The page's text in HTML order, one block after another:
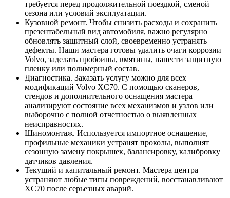
требуется перед продолжительной поездкой, сменой
сезона или условий эксплуатации.
Кузовной ремонт. Чтобы снизить расходы и сохранить
презентабельный вид автомобиля, важно регулярно
обновлять защитный слой, своевременно устранять
дефекты. Наши мастера готовы удалить очаги коррозии
Volvo, заделать пробоины, вмятины, нанести защитную
пленку или полимерный состав.
Диагностика. Заказать услугу можно для всех
модификаций Volvo XC70. С помощью сканеров,
стендов и дополнительного оснащения мастера
анализируют состояние всех механизмов и узлов или
выборочно с полной отчетностью о выявленных
неисправностях.
Шиномонтаж. Используется импортное оснащение,
профильные механики устранят проколы, выполнят
сезонную замену покрышек, балансировку, калибровку
датчиков давления.
Текущий и капитальный ремонт. Мастера центра
устраняют любые типы повреждений, восстанавливают
XC70 после серьезных аварий.